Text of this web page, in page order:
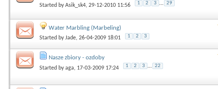
Started byAsik_sk4, 29-12-2010 11:56 1 2 3 ... 29
Water Marbling (Marbeling)
Started byJade, 26-04-2009 18:01 1 2 3
Nasze zbiory - ozdoby
Started byaga, 17-03-2009 17:24 1 2 3 ... 22